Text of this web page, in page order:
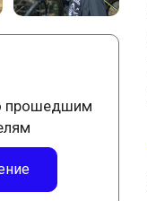
прошедшим